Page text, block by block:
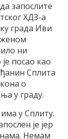
запослите
ХДЗ-а
града Иви
ни
посао као
Сплита
о
у граду.
у Сплиту.
је јер
Немам